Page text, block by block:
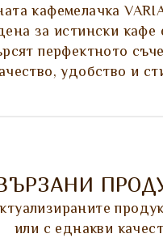
кафемелачка
за истински кафе
перфектното
удобство и
или с еднакви